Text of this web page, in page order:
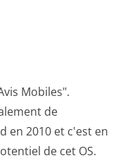
Mobiles".
de
en 2010 et c'est en
de cet OS.